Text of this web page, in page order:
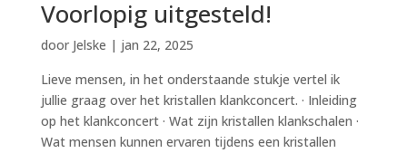
Voorlopig uitgesteld!
door Jelske | jan 22, 2025
Lieve mensen, in het onderstaande stukje vertel ik
jullie graag over het kristallen klankconcert. · Inleiding
op het klankconcert · Wat zijn kristallen klankschalen ·
Wat mensen kunnen ervaren tijdens een kristallen